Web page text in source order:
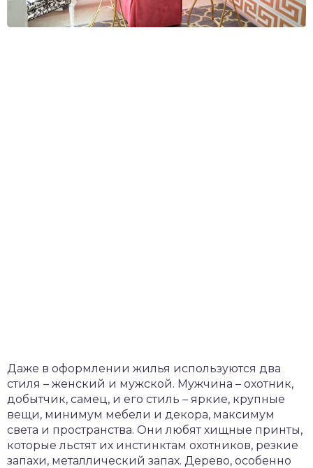
Даже в оформлении жилья используются два
стиля – женский и мужской. Мужчина – охотник,
добытчик, самец, и его стиль – яркие, крупные
вещи, минимум мебели и декора, максимум
света и пространства. Они любят хищные принты,
которые льстят их инстинктам охотников, резкие
запахи, металлический запах. Дерево, особенно